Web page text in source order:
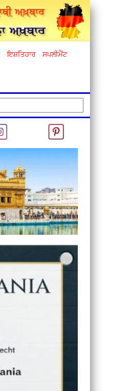
ਇਸ਼ਤਿਹਾਰ ਸਪਲੀਮੈਂਟ